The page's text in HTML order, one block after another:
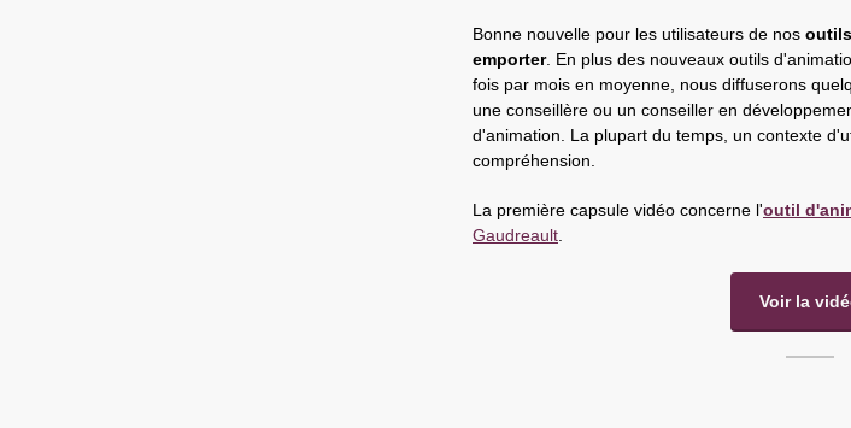
Bonne nouvelle pour les utilisateurs de nos
emporter. En plus des nouveaux outils
fois par mois en moyenne, nous diffuserons
une conseillère ou un conseiller en
d'animation. La plupart du temps, un contexte
compréhension.
La première capsule vidéo concerne l'outil
Gaudreault
Voir la